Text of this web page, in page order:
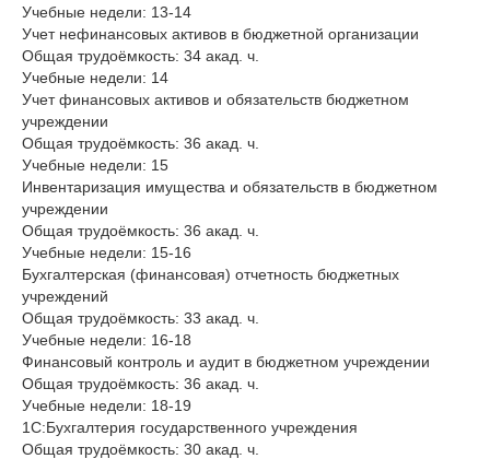
Учебные недели: 13-14
Учет нефинансовых активов в бюджетной организации
Общая трудоёмкость: 34 акад. ч.
Учебные недели: 14
Учет финансовых активов и обязательств бюджетном
учреждении
Общая трудоёмкость: 36 акад. ч.
Учебные недели: 15
Инвентаризация имущества и обязательств в бюджетном
учреждении
Общая трудоёмкость: 36 акад. ч.
Учебные недели: 15-16
Бухгалтерская (финансовая) отчетность бюджетных
учреждений
Общая трудоёмкость: 33 акад. ч.
Учебные недели: 16-18
Финансовый контроль и аудит в бюджетном учреждении
Общая трудоёмкость: 36 акад. ч.
Учебные недели: 18-19
1С:Бухгалтерия государственного учреждения
Общая трудоёмкость: 30 акад. ч.